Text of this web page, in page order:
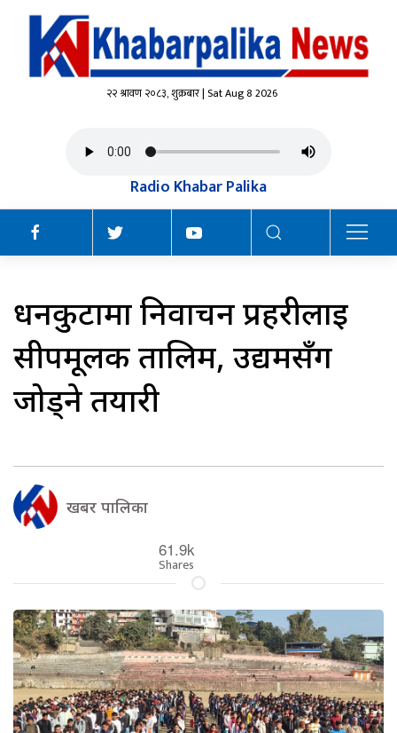
२२ श्रावण २०८३, शुक्रबार | Sat Aug 8 2026
Radio Khabar Palika
धनकुटामा निर्वाचन प्रहरीलाई
सीपमूलक तालिम, उद्यमसँग
जोड्ने तयारी
खबर पालिका
61.9k
Shares